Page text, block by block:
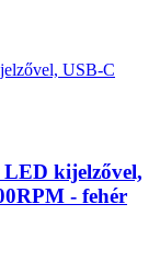
kijelzővel,
- fehér